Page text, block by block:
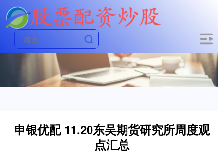
申银优配 11.20东吴期货研究所周度观
点汇总